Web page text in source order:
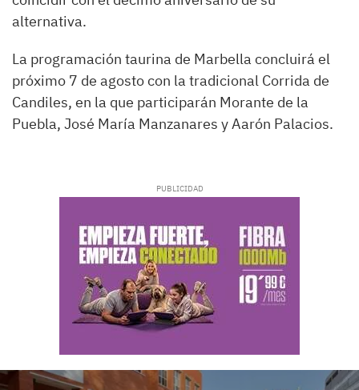
alternativa.
La programación taurina de Marbella concluirá el
próximo 7 de agosto con la tradicional Corrida de
Candiles, en la que participarán Morante de la
Puebla, José María Manzanares y Aarón Palacios.